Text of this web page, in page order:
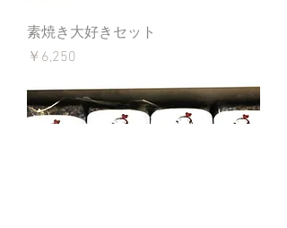
素焼き大好きセット
価格
￥6,250